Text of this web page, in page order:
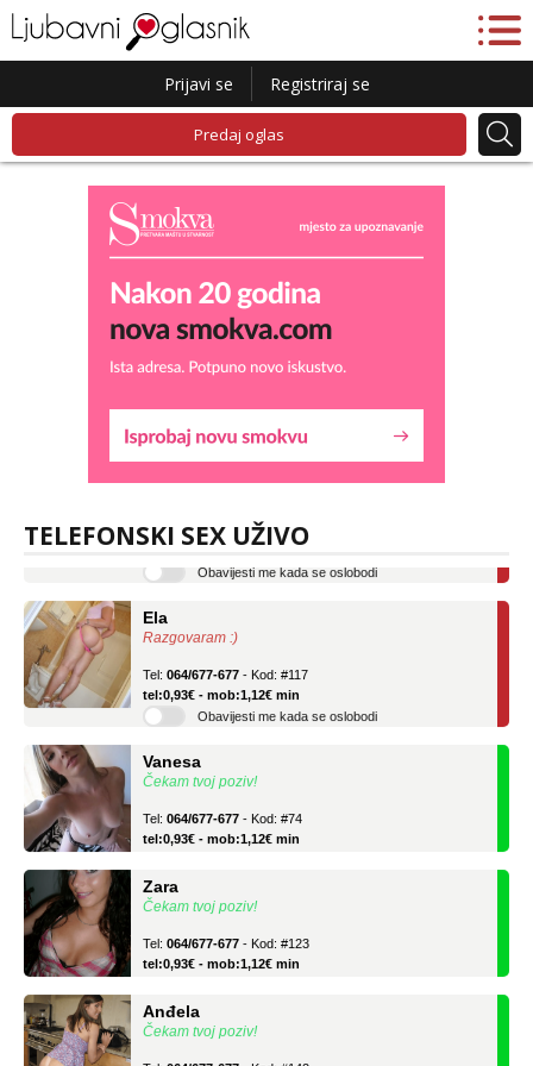
Prijavi se Registriraj se
Predaj oglas
TELEFONSKI SEX UŽIVO
Lucija
tel:0,93€ - mob:1,12€ min
Razgovaram :)
tel:0,93€ - mob:1,12€ min
Obavijesti me kada se oslobodi
Čekam tvoj poziv!
tel:0,93€ - mob:1,12€ min
Čekam tvoj poziv!
tel:0,93€ - mob:1,12€ min
Čekam tvoj poziv!